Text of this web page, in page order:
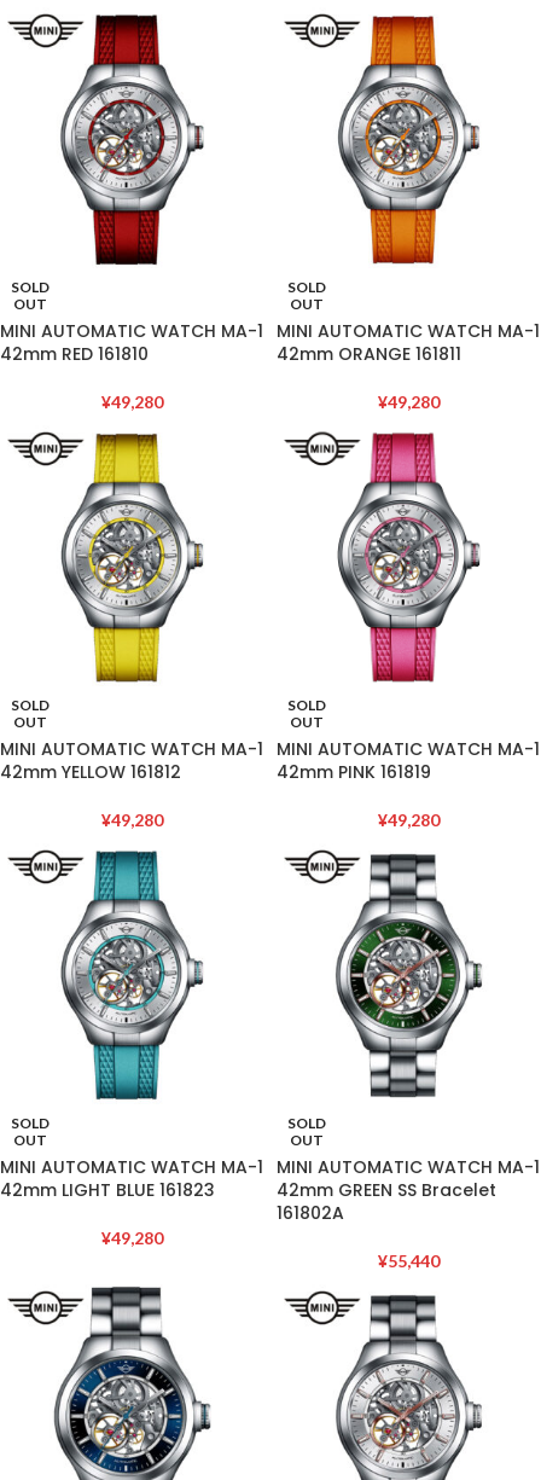
SOLD
OUT
MINI AUTOMATIC WATCH MA-1
42mm RED 161810
¥49,280
SOLD
OUT
MINI AUTOMATIC WATCH MA-1
42mm ORANGE 161811
¥49,280
SOLD
OUT
MINI AUTOMATIC WATCH MA-1
42mm YELLOW 161812
¥49,280
SOLD
OUT
MINI AUTOMATIC WATCH MA-1
42mm PINK 161819
¥49,280
SOLD
OUT
MINI AUTOMATIC WATCH MA-1
42mm LIGHT BLUE 161823
¥49,280
SOLD
OUT
MINI AUTOMATIC WATCH MA-1
42mm GREEN SS Bracelet
161802A
¥55,440